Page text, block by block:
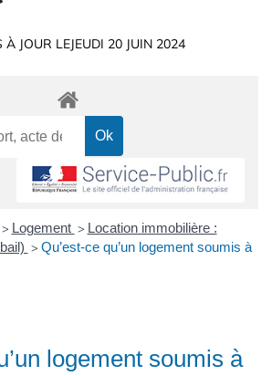
À JOUR LEJEUDI 20 JUIN 2024
> Logement > Location immobilière :
> Qu’est-ce qu’un logement soumis à
logement soumis à